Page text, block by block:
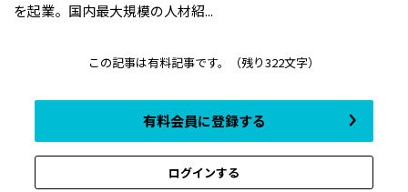
を起業。国内最大規模の人材紹...
この記事は有料記事です。 （残り322文字）
有料会員に登録する
ログインする